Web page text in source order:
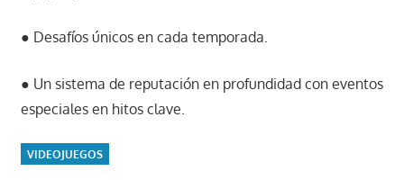
● Desafíos únicos en cada temporada.
● Un sistema de reputación en profundidad con eventos
especiales en hitos clave.
VIDEOJUEGOS